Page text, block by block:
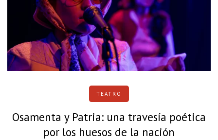
TEATRO
Osamenta y Patria: una travesía poética
por los huesos de la nación